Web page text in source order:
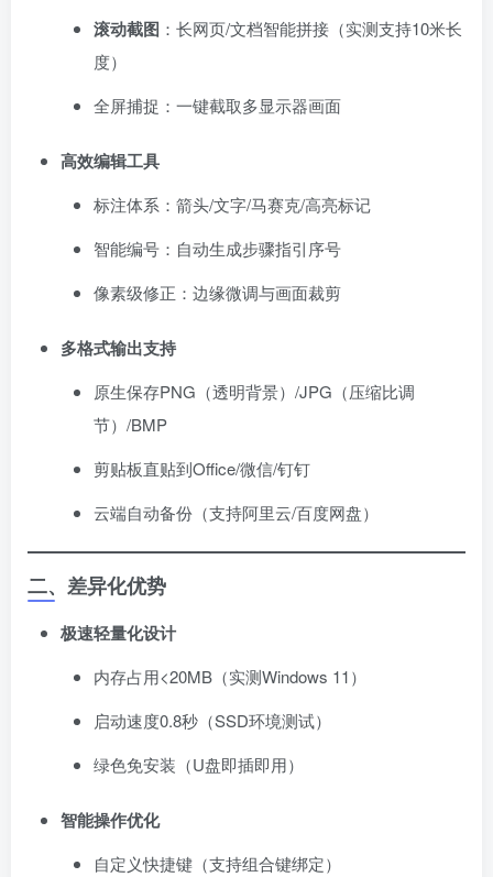
滚动截图 ​：长网页/文档智能拼接（实测支持10米长
度）
全屏捕捉：一键截取多显示器画面
高效编辑工具
标注体系：箭头/文字/马赛克/高亮标记
智能编号：自动生成步骤指引序号
像素级修正：边缘微调与画面裁剪
多格式输出支持
原生保存PNG（透明背景）/JPG（压缩比调
节）/BMP
剪贴板直贴到Office/微信/钉钉
云端自动备份（支持阿里云/百度网盘）
二、差异化优势
极速轻量化设计
内存占用<20MB（实测Windows 11）
启动速度0.8秒（SSD环境测试）
绿色免安装（U盘即插即用）
智能操作优化
自定义快捷键（支持组合键绑定）